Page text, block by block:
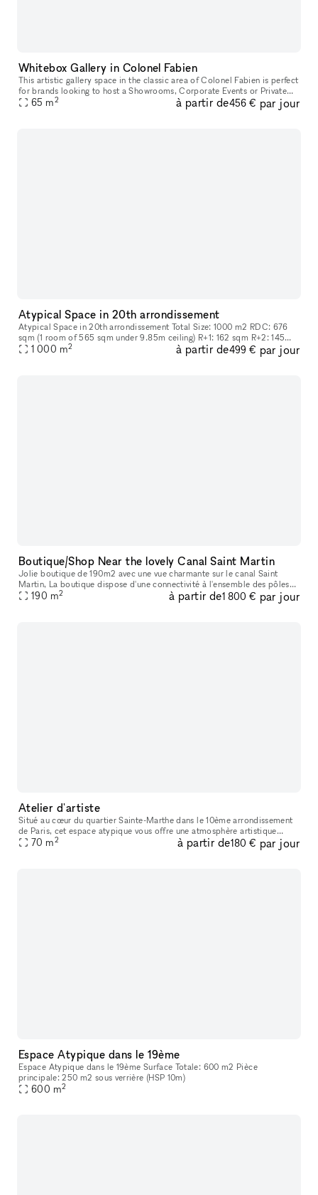
Whitebox Gallery in Colonel Fabien
This artistic gallery space in the classic area of Colonel Fabien is perfect
for brands looking to host a Showrooms, Corporate Events or Private
Events. This space boasts a classic frontage with a p
65 m2 à partir de456 € par jour
Atypical Space in 20th arrondissement
Atypical Space in 20th arrondissement Total Size: 1000 m2 RDC: 676
sqm (1 room of 565 sqm under 9.85m ceiling) R+1: 162 sqm R+2: 145
sqm1 000 m2 à partir de499 € par jour
Boutique/Shop Near the lovely Canal Saint Martin
Jolie boutique de 190m2 avec une vue charmante sur le canal Saint
Martin, La boutique dispose d'une connectivité à l'ensemble des pôles
urbains en quelques minutes. Nombre d'étages: 2 (117m2 au RDC
190 m2 à partir de1 800 € par jour
Atelier d'artiste
Situé au cœur du quartier Sainte-Marthe dans le 10ème arrondissement
de Paris, cet espace atypique vous offre une atmosphère artistique
unique. Autrefois un atelier d'artiste, il a été transformé en
70 m2 à partir de180 € par jour
Espace Atypique dans le 19ème
Espace Atypique dans le 19ème Surface Totale: 600 m2 Pièce
principale: 250 m2 sous verrière (HSP 10m)
600 m2